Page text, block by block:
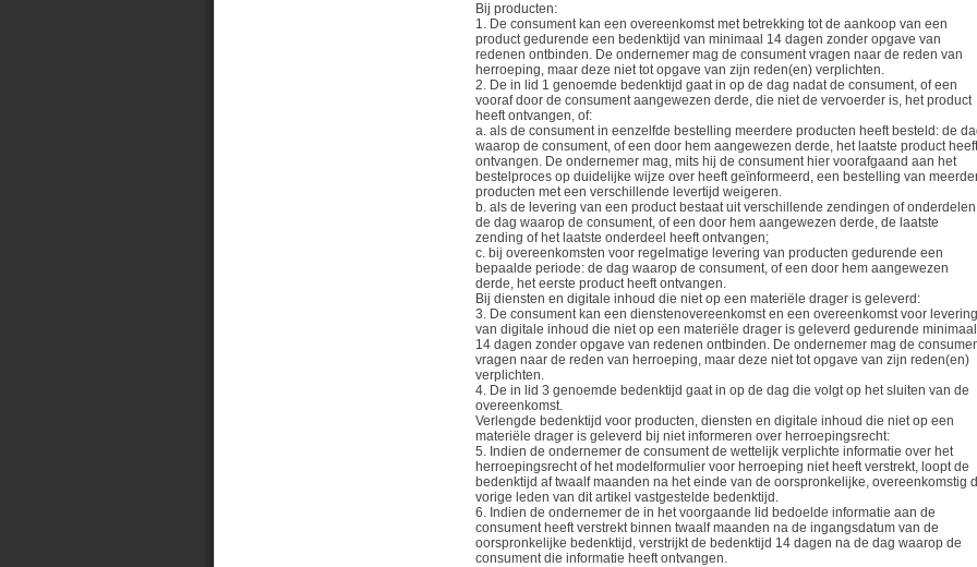
Bij producten:
1. De consument kan een overeenkomst met betrekking tot de aankoop van een
product gedurende een bedenktijd van minimaal 14 dagen zonder opgave van
redenen ontbinden. De ondernemer mag de consument vragen naar de reden van
herroeping, maar deze niet tot opgave van zijn reden(en) verplichten.
2. De in lid 1 genoemde bedenktijd gaat in op de dag nadat de consument, of een
vooraf door de consument aangewezen derde, die niet de vervoerder is, het product
heeft ontvangen, of:
a. als de consument in eenzelfde bestelling meerdere producten heeft besteld: de
waarop de consument, of een door hem aangewezen derde, het laatste product heeft
ontvangen. De ondernemer mag, mits hij de consument hier voorafgaand aan het
bestelproces op duidelijke wijze over heeft geïnformeerd, een bestelling van
producten met een verschillende levertijd weigeren.
b. als de levering van een product bestaat uit verschillende zendingen of
de dag waarop de consument, of een door hem aangewezen derde, de laatste
zending of het laatste onderdeel heeft ontvangen;
c. bij overeenkomsten voor regelmatige levering van producten gedurende een
bepaalde periode: de dag waarop de consument, of een door hem aangewezen
derde, het eerste product heeft ontvangen.
Bij diensten en digitale inhoud die niet op een materiële drager is geleverd:
3. De consument kan een dienstenovereenkomst en een overeenkomst voor levering
van digitale inhoud die niet op een materiële drager is geleverd gedurende minimaal
14 dagen zonder opgave van redenen ontbinden. De ondernemer mag de
vragen naar de reden van herroeping, maar deze niet tot opgave van zijn reden(en)
verplichten.
4. De in lid 3 genoemde bedenktijd gaat in op de dag die volgt op het sluiten van de
overeenkomst.
Verlengde bedenktijd voor producten, diensten en digitale inhoud die niet op een
materiële drager is geleverd bij niet informeren over herroepingsrecht:
5. Indien de ondernemer de consument de wettelijk verplichte informatie over het
herroepingsrecht of het modelformulier voor herroeping niet heeft verstrekt, loopt de
bedenktijd af twaalf maanden na het einde van de oorspronkelijke, overeenkomstig
vorige leden van dit artikel vastgestelde bedenktijd.
6. Indien de ondernemer de in het voorgaande lid bedoelde informatie aan de
consument heeft verstrekt binnen twaalf maanden na de ingangsdatum van de
oorspronkelijke bedenktijd, verstrijkt de bedenktijd 14 dagen na de dag waarop de
consument die informatie heeft ontvangen.